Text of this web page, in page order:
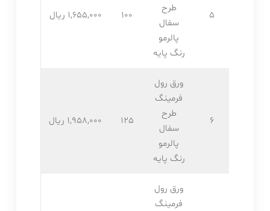
5
طرح
سفال
پالرمو
رنگ پایه
100 1,655,۰۰۰ ریال
6
ورق رول
فرمینگ
طرح
سفال
پالرمو
رنگ پایه
125 1,958,۰۰۰ ریال
ورق رول
فرمینگ